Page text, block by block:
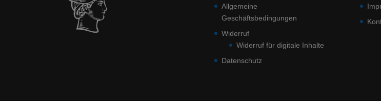
Allgemeine
Geschäftsbedingungen
Widerruf
Widerruf für digitale Inhalte
Datenschutz